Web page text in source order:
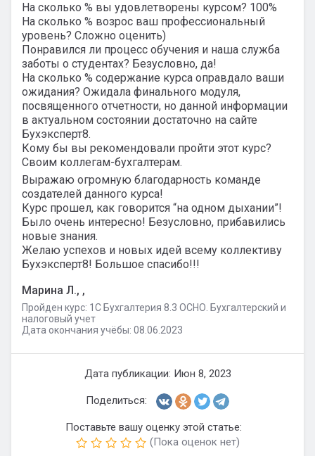
На сколько % вы удовлетворены курсом? 100%
На сколько % возрос ваш профессиональный
уровень? Сложно оценить)
Понравился ли процесс обучения и наша служба
заботы о студентах? Безусловно, да!
На сколько % содержание курса оправдало ваши
ожидания? Ожидала финального модуля,
посвященного отчетности, но данной информации
в актуальном состоянии достаточно на сайте
Бухэксперт8.
Кому бы вы рекомендовали пройти этот курс?
Своим коллегам-бухгалтерам.
Выражаю огромную благодарность команде
создателей данного курса!
Курс прошел, как говорится “на одном дыхании”!
Было очень интересно! Безусловно, прибавились
новые знания.
Желаю успехов и новых идей всему коллективу
Бухэксперт8! Большое спасибо!!!
Марина Л., ,
Пройден курс: 1C Бухгалтерия 8.3 ОСНО. Бухгалтерский и
налоговый учет
Дата окончания учёбы: 08.06.2023
Дата публикации: Июн 8, 2023
Поделиться:
Поставьте вашу оценку этой статье:
(Пока оценок нет)